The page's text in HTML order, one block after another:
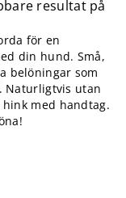
resultat på
för en
din hund. Små,
belöningar som
Naturligtvis utan
med handtag.